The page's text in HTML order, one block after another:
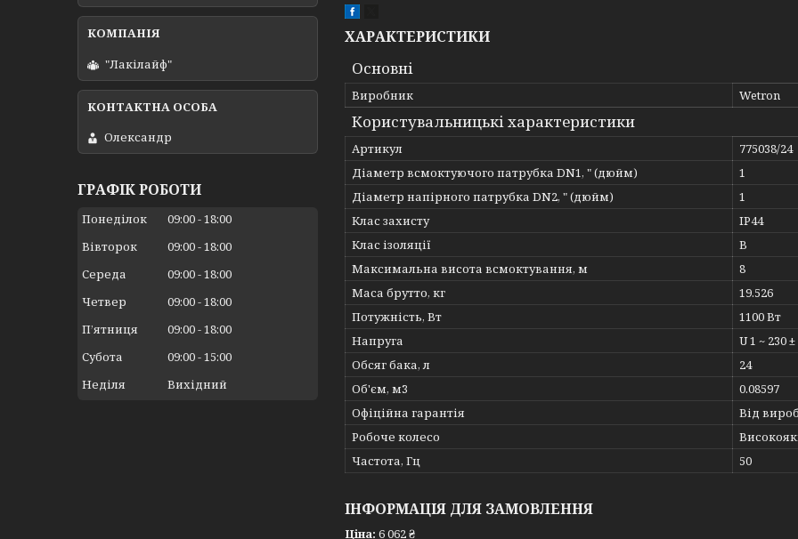
ХАРАКТЕРИСТИКИ
Основні
Виробник Wetron
Користувальницькі характеристики
Артикул
775038/24
Діаметр всмоктуючого патрубка DN1, " (дюйм)
1
Діаметр напірного патрубка DN2, " (дюйм)
1
Клас захисту
IP44
Клас ізоляції
В
Максимальна висота всмоктування, м
8
Маса брутто, кг
19.526
Потужність, Вт
1100 Вт
Напруга
U 1 ~ 230
Обсяг бака, л
24
Об'єм, м3
0.08597
Офіційна гарантія
Від
Робоче колесо
Частота, Гц
50
ІНФОРМАЦІЯ ДЛЯ ЗАМОВЛЕННЯ
Ціна: 6 062 ₴
"Лакілайф"
Олександр
ГРАФІК РОБОТИ
Понеділок 09:00 18:00
Вівторок
09:00 18:00
Середа
09:00 18:00
Четвер
09:00 18:00
Пʼятниця
09:00 18:00
Субота
09:00 15:00
Неділя
Вихідний